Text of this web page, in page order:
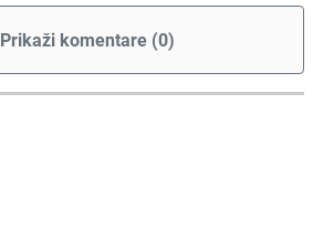
Prikaži komentare (0)